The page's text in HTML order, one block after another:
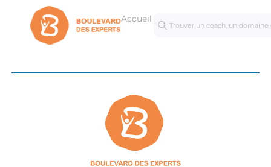
Accueil
Séances
personnalisées